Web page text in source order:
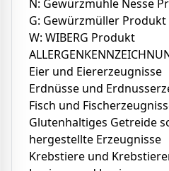
N: Gewürzmühle Nesse
G: Gewürzmüller Produkt
W: WIBERG Produkt
Eier und Eiererzeugnisse
Erdnüsse und
Fisch und
Glutenhaltiges Getreide
hergestellte Erzeugnisse
Krebstiere und